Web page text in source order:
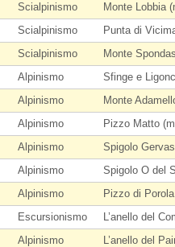
Scialpinismo
Monte Lobbia
Scialpinismo
Punta di
Scialpinismo
Monte
Alpinismo
Sfinge e
Alpinismo
Monte
Alpinismo
Pizzo Matto
Alpinismo
Spigolo
Alpinismo
Spigolo O del
Alpinismo
Pizzo di
Escursionismo
L’anello del
Alpinismo
L’anello del